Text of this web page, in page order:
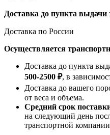
Доставка до пункта
Доставка по России
Осуществляется
Доставка до пункта
500-2500 ₽, в
Доставка до вашего
от веса и объема.
Средний срок
на следующий день
транспортной